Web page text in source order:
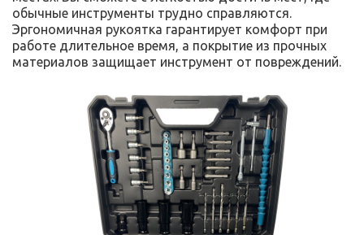
обычные инструменты трудно справляются.
Эргономичная рукоятка гарантирует комфорт при
работе длительное время, а покрытие из прочных
материалов защищает инструмент от повреждений.